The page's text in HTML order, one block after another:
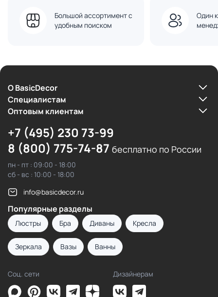
Большой ассортимент с
удобным поиском
Один
О BasicDecor
Cпециалистам
Оптовым клиентам
+7 (495) 230 73-99
8 (800) 775-74-87 бесплатно по России
пн - пт : 09:00 - 18:00
сб - вс : 10:00 - 18:00
info@basicdecor.ru
Популярные разделы
Люстры Бра Диваны Кресла
Зеркала Вазы Ванны
Соц. сети Дизайнерам